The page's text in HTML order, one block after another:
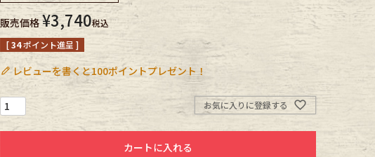
販売価格 ¥3,740税込
[34ポイント進呈 ]
レビューを書くと100ポイントプレゼント！
お気に入りに登録する
カートに入れる